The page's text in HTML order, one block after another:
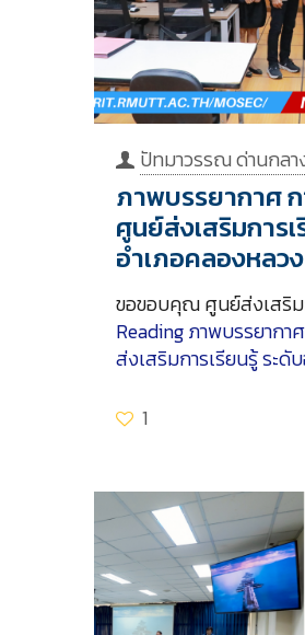
ปัทมาวรรณ ด่านกลา
ภาพบรรยากาศ
ศูนย์ส่งเสริมการ
อำเภอคลองหลวง
ขอขอบคุณ ศูนย์ส่งเสริม
Readingภาพบรรยากา
ส่งเสริมการเรียนรู้ ระดั
1